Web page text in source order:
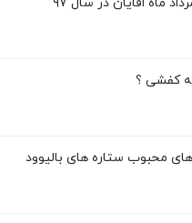
کفشی ؟
محبوب ستاره های بالیوود